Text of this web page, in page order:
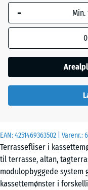
EAN:4251469363502 | Varenr.:
Terrassefliser i
til terrasse, altan,
modulopbyggede
kassettemønster i
Sølvgrå
-
0